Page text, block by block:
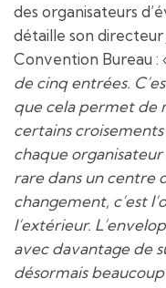
des organisateurs
détaille son directeur
Convention Bureau :
de cinq entrées.
que cela permet de
certains
chaque organisateur
rare dans un centre
changement, c’est l’
l’extérieur.
avec davantage de
désormais